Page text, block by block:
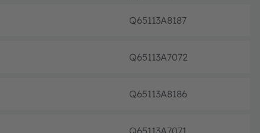
Q65113A8187
Q65113A7072
Q65113A8186
Q65113A7071